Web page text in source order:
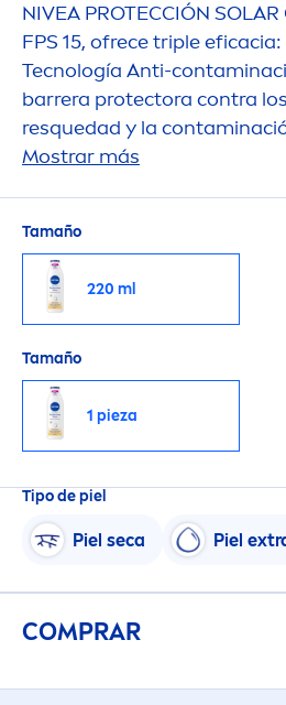
NIVEA PROTECCIÓN
FPS 15, ofrece triple
Tecnología Anti-
barrera protectora contra
resquedad y la
rápida absorción humecta
Mostrar más
Tamaño
220 ml
Tamaño
1 pieza
Tipo de piel
Piel seca Piel
COMPRAR